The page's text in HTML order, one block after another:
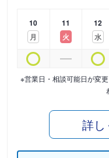
10
月
11
火
12
水
※営業日・相談可能日が変
詳し